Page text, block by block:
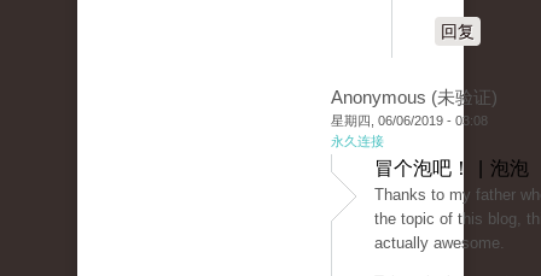
回复
Anonymous (未验证)
星期四, 06/06/2019 - 03:08
永久连接
冒个泡吧！ | 泡泡
Thanks to my father
the topic of this blog,
actually awesome.